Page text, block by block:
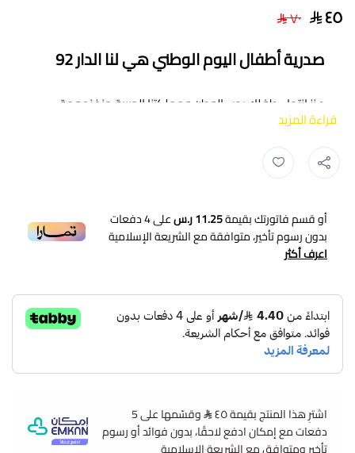
٤٥ ٧٠
صدرية أطفال اليوم الوطني هي لنا الدار 92
عزز انتماء طفلك بحب الوطن ومملكتنا الحبيبة منذ نعومة
أظافره، وذلك من خلال حصولك على
مخصص للأطفال صمم بشكل متميز للغاية ليكون مريح عند
لنا دار 92، احصل عليه من خلال متجرنا jourisa، بأفضل سعر
ممكن لا يقبل المنافسة قبل نفاذ الكمية.
مواصفات صدرية أطفال اليوم الوطني هي لنا الدار 92
نوع المنتج : صدرية أطفال
اللون : تحتوي على اللون الأبيض يزين حوافه اللون الاخضر
التصميم : صمم بشكل مميز ليكون مريح عند الارتداء ، حيث
يحتوي على سحاب سهل الفتح والغلق، وبدون أكمام
قراءة المزيد
أو قسم فاتورتك بقيمة11.25 ر.س على4دفعات
بدون رسوم تأخير، متوافقة مع الشريعة الإسلامية
اعرف أكثر
اشترِ هذا المنتج بقيمة ٤٥
وقسّمها على 5
دفعات مع إمكان ادفع لاحقًا، بدون فوائد أو رسوم
تأخير ومتوافق مع الشريعة الإسلامية